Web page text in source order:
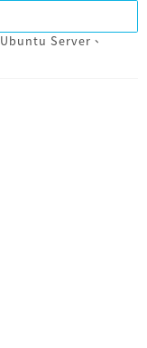
Ubuntu Server 、